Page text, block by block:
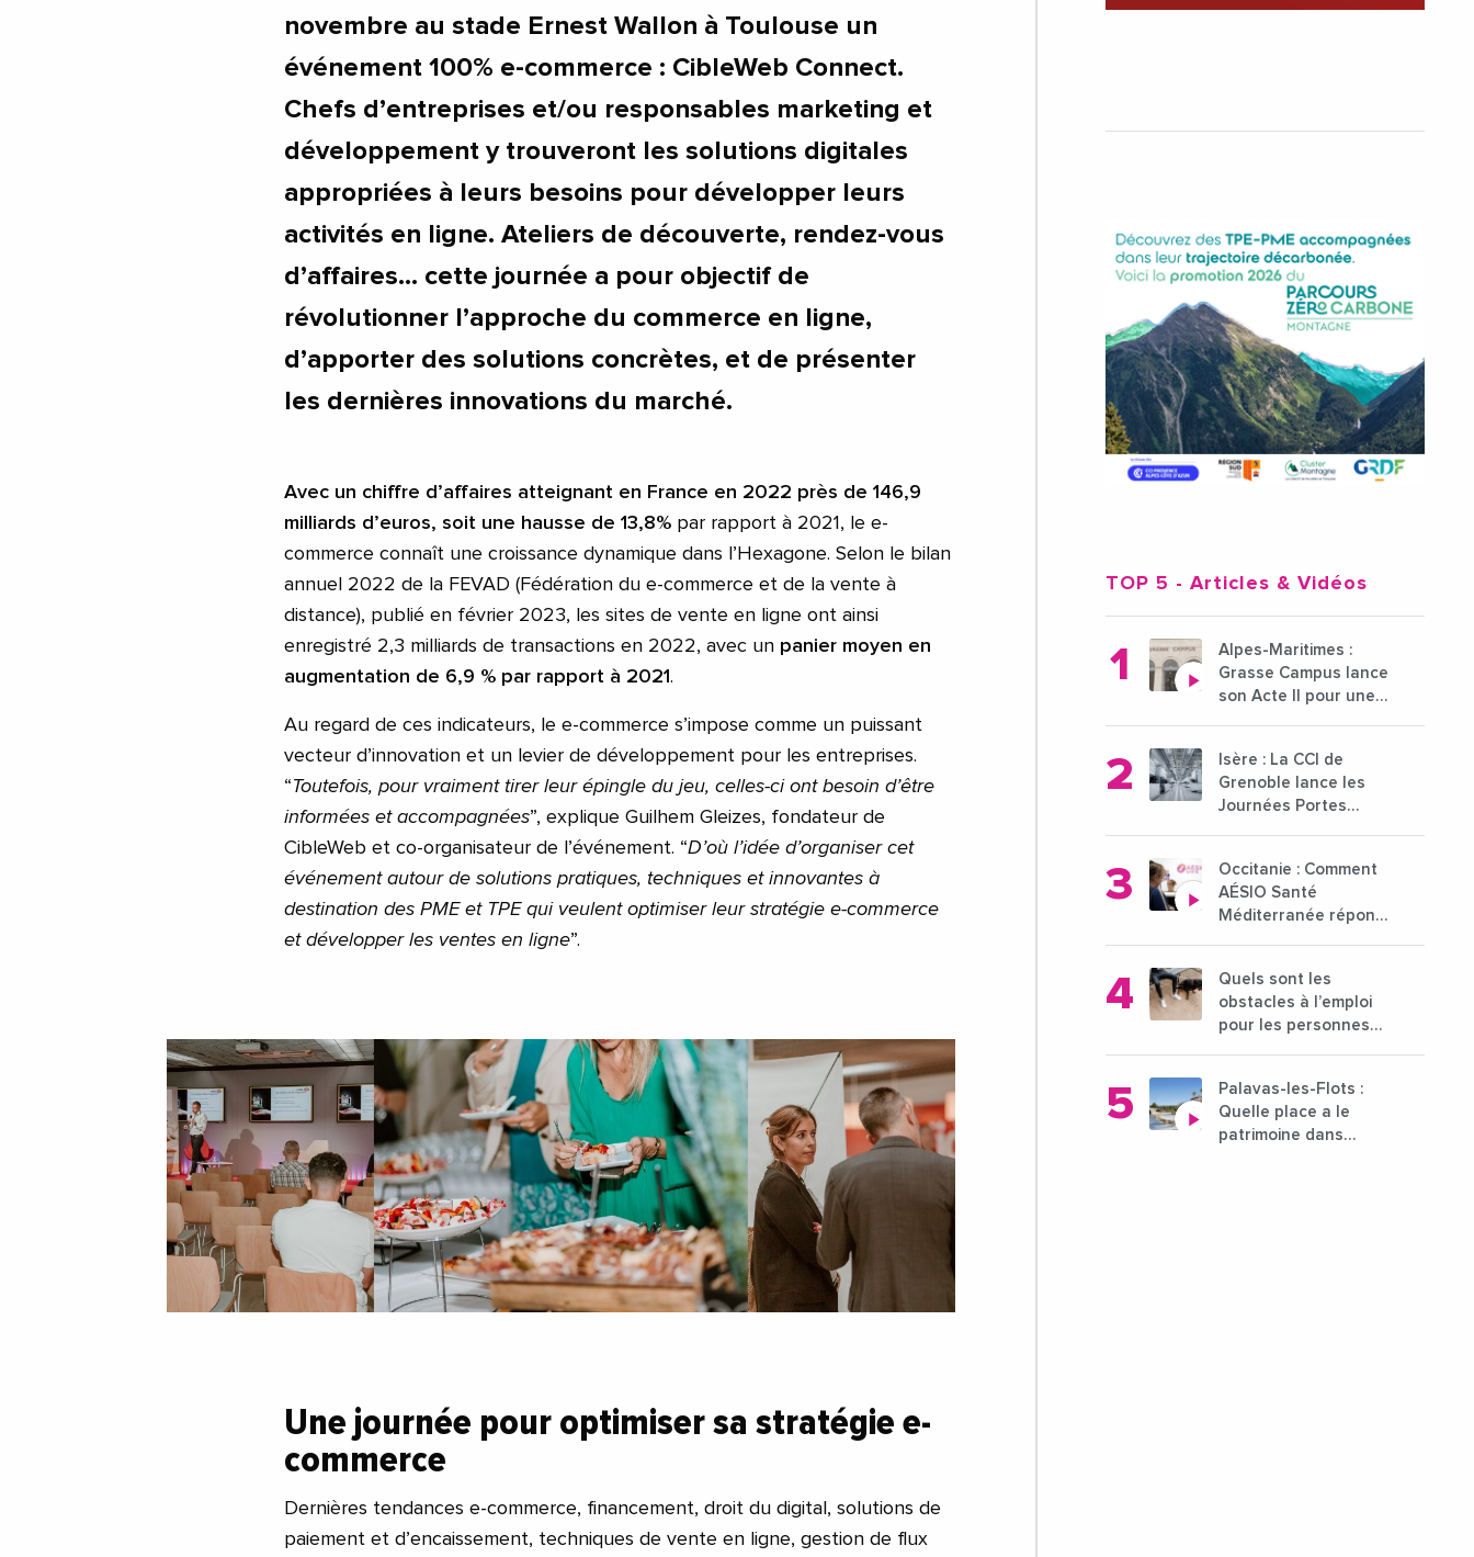
novembre au stade Ernest Wallon à Toulouse un
événement 100% e-commerce : CibleWeb Connect.
Chefs d’entreprises et/ou responsables marketing et
développement y trouveront les solutions digitales
appropriées à leurs besoins pour développer leurs
activités en ligne. Ateliers de découverte, rendez-vous
d’affaires... cette journée a pour objectif de
révolutionner l’approche du commerce en ligne,
d’apporter des solutions concrètes, et de présenter
les dernières innovations du marché.
Avec un chiffre d’affaires atteignant en France en 2022 près de 146,9
milliards d’euros, soit une hausse de 13,8% par rapport à 2021, le e-
commerce connaît une croissance dynamique dans l’Hexagone. Selon le bilan
annuel 2022 de la FEVAD (Fédération du e-commerce et de la vente à
distance), publié en février 2023, les sites de vente en ligne ont ainsi
enregistré 2,3 milliards de transactions en 2022, avec un panier moyen en
augmentation de 6,9 % par rapport à 2021.
Au regard de ces indicateurs, le e-commerce s’impose comme un puissant
vecteur d’innovation et un levier de développement pour les entreprises.
“Toutefois, pour vraiment tirer leur épingle du jeu, celles-ci ont besoin d’être
informées et accompagnées”, explique Guilhem Gleizes, fondateur de
CibleWeb et co-organisateur de l’événement. “D’où l’idée d’organiser cet
événement autour de solutions pratiques, techniques et innovantes à
destination des PME et TPE qui veulent optimiser leur stratégie e-commerce
et développer les ventes en ligne”.
Une journée pour optimiser sa stratégie e-
commerce
Dernières tendances e-commerce, financement, droit du digital, solutions de
paiement et d’encaissement, techniques de vente en ligne, gestion de flux
TOP 5 - Articles & Vidéos
Alpes-Maritimes :
Grasse Campus lance
son Acte II pour une
l'enseignement
supérieur
Isère : La CCI de
Grenoble lance les
Journées Portes
21 octobre 2024
Occitanie : Comment
AÉSIO Santé
Méditerranée répond
?
Quels sont les
obstacles à l’emploi
pour les personnes
Palavas-les-Flots :
Quelle place a le
patrimoine dans